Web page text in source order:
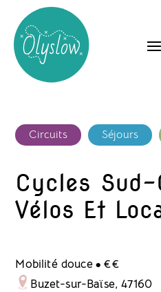
Circuits Séjours
Cycles Sud-
Vélos Et
Mobilité douce. €€
Buzet-sur-Baïse, 47160